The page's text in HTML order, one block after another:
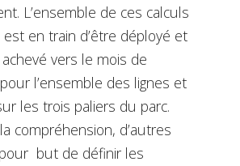
L’ensemble de ces calculs
en train d’être déployé et
vers le mois de
l’ensemble des lignes et
les trois paliers du parc.
compréhension, d’autres
but de définir les